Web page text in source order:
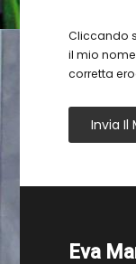
Cliccando
il mio
corretta
Invia Il
Eva